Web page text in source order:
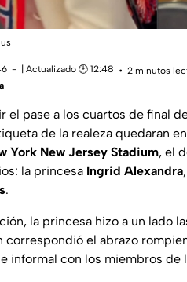
| Actualizado 🕑 12:48
2 minutos
el pase a los cuartos de final
de la realeza quedaran
York New Jersey Stadium, el
la princesa Ingrid Alexandra
.
la princesa hizo a un lado
correspondió el abrazo
informal con los miembros de